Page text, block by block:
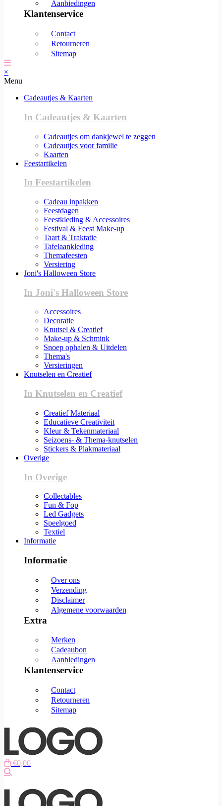
Aanbiedingen
Klantenservice
Contact
Retourneren
Sitemap
×
Menu
Cadeautjes & Kaarten
In Cadeautjes & Kaarten
Cadeautjes om dankjewel te zeggen
Cadeautjes voor familie
Kaarten
Feestartikelen
In Feestartikelen
Cadeau inpakken
Feestdagen
Feestkleding & Accessoires
Festival & Feest Make-up
Taart & Traktatie
Tafelaankleding
Themafeesten
Versiering
Joni's Halloween Store
In Joni's Halloween Store
Accessoires
Decoratie
Knutsel & Creatief
Make-up & Schmink
Snoep ophalen & Uitdelen
Thema's
Versieringen
Knutselen en Creatief
In Knutselen en Creatief
Creatief Materiaal
Educatieve Creativiteit
Kleur & Tekenmateriaal
Seizoens- & Thema-knutselen
Stickers & Plakmateriaal
Overige
In Overige
Collectables
Fun & Fop
Led Gadgets
Speelgoed
Textiel
Informatie
Informatie
Over ons
Verzending
Disclaimer
Algemene voorwaarden
Extra
Merken
Cadeaubon
Aanbiedingen
Klantenservice
Contact
Retourneren
Sitemap
€0,00